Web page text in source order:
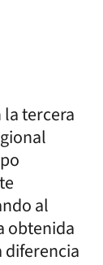
tercera
al
obtenida
diferencia